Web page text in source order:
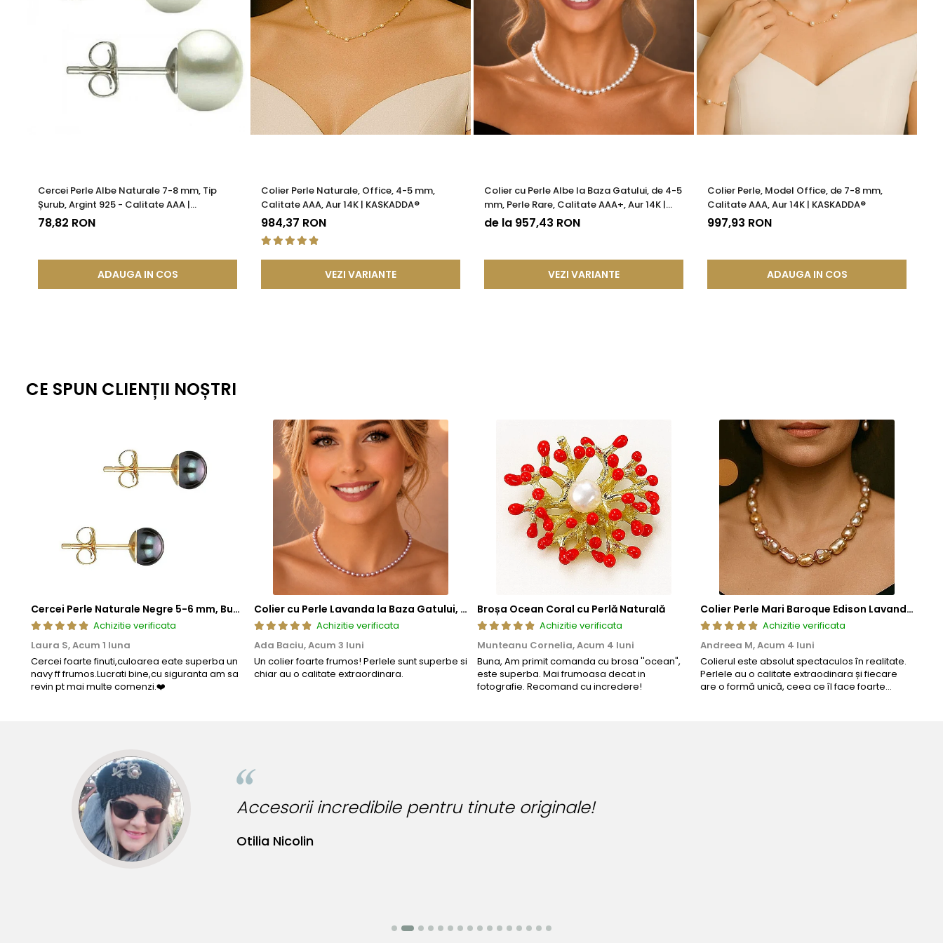
Cercei Perle Albe Naturale 7-8 mm, Tip
Șurub, Argint 925 - Calitate AAA |
KASKADDA®
78,82 RON
ADAUGA IN COS
Colier Perle Naturale, Office, 4-5 mm,
Calitate AAA, Aur 14K | KASKADDA®
984,37 RON
VEZI VARIANTE
Colier cu Perle Albe la Baza Gatului, de 4-5
mm, Perle Rare, Calitate AAA+, Aur 14K |
KASKADDA®
de la 957,43 RON
VEZI VARIANTE
Colier Perle, Model Office, de 7-8 mm,
Calitate AAA, Aur 14K | KASKADDA®
997,93 RON
ADAUGA IN COS
CE SPUN CLIENȚII NOȘTRI
Cercei Perle Naturale Negre 5-6 mm, Buton AAA, Aur 14K (aur 585), Tip Șurub | KASKADDA®
Achizitie verificata
Laura S,Acum 1 luna
Cercei foarte finuti,culoarea eate superba un
navy ff frumos.Lucrati bine,cu siguranta am sa
revin pt mai multe comenzi.❤️
Colier cu Perle Lavanda la Baza Gatului, de 4-5 mm, Perle Rare, Calitate AAA+, Aur 14K | KASKADDA®
Achizitie verificata
Ada Baciu,Acum 3 luni
Un colier foarte frumos! Perlele sunt superbe si
chiar au o calitate extraordinara.
Broșa Ocean Coral cu Perlă Naturală
Achizitie verificata
Munteanu Cornelia,Acum 4 luni
Buna, Am primit comanda cu brosa ''ocean",
este superba. Mai frumoasa decat in
fotografie. Recomand cu incredere!
Colier Perle Mari Baroque Edison Lavandă, Calitatea AAA, Aur 14K | KASKADDA®
Achizitie verificata
Andreea M,Acum 4 luni
Colierul este absolut spectaculos în realitate.
Perlele au o calitate extraodinara și fiecare
are o formă unică, ceea ce îl face foarte
originale!